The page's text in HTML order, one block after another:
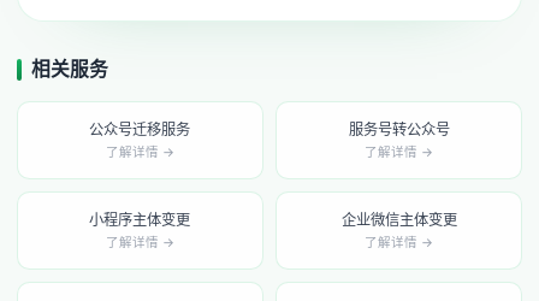
相关服务
公众号迁移服务
了解详情 →
服务号转公众号
了解详情 →
小程序主体变更
了解详情 →
企业微信主体变更
了解详情 →